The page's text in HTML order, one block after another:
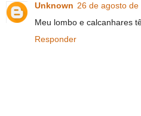
Unknown 26 de agosto
Meu lombo e calcanhares
Responder